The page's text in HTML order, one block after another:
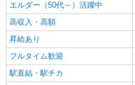
キープ
エルダー（50代～）活躍中
高収入・高額
昇給あり
フルタイム歓迎
駅直結・駅チカ